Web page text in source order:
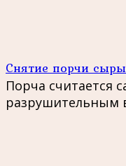
Снятие порчи
Порча считается
разрушительным